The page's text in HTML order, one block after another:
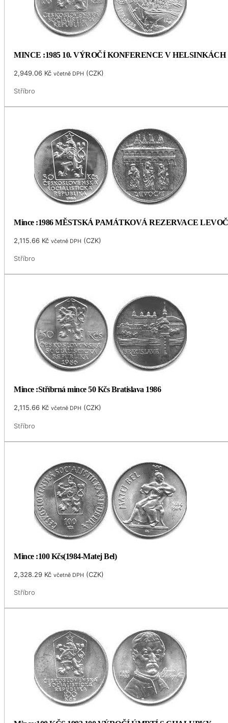
MINCE :1985 10. VÝROČÍ KONFERENCE V HELSINKÁCH
2,949.06 Kč včetně DPH (CZK)
Stříbro
Mince :1986 MĚSTSKÁ PAMÁTKOVÁ REZERVACE
2,115.66 Kč včetně DPH (CZK)
Stříbro
Mince :Stříbrná mince 50 Kčs Bratislava 1986
2,115.66 Kč včetně DPH (CZK)
Stříbro
Mince :100 Kčs(1984-Matej Bel)
2,328.29 Kč včetně DPH (CZK)
Stříbro